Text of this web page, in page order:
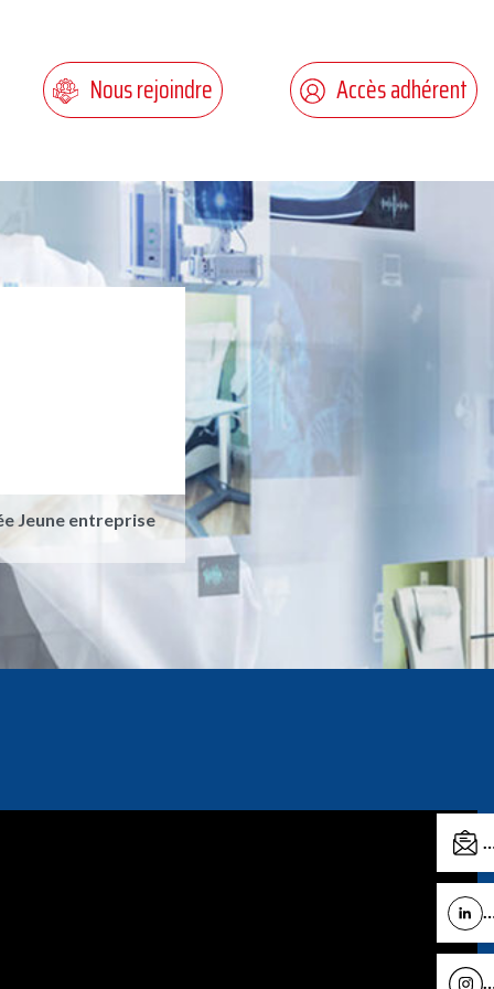
Nous rejoindre Accès adhérent
Jeune entreprise